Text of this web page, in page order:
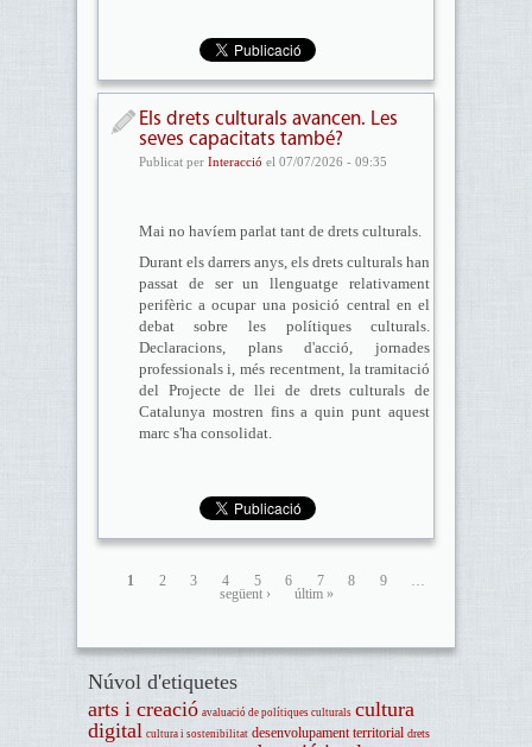
Els drets culturals avancen. Les
seves capacitats també?
Publicat per Interacció el 07/07/2026 - 09:35
Mai no havíem parlat tant de drets culturals.
Durant els darrers anys, els drets culturals han
passat de ser un llenguatge relativament
perifèric a ocupar una posició central en el
debat sobre les polítiques culturals.
Declaracions, plans d'acció, jornades
professionals i, més recentment, la tramitació
del Projecte de llei de drets culturals de
Catalunya mostren fins a quin punt aquest
marc s'ha consolidat.
1 2 3 4 5 6 7 8 9
…
següent ›
últim »
Núvol d'etiquetes
arts i creació avaluació de polítiques culturals cultura
digital cultura i sostenibilitat desenvolupament territorial drets